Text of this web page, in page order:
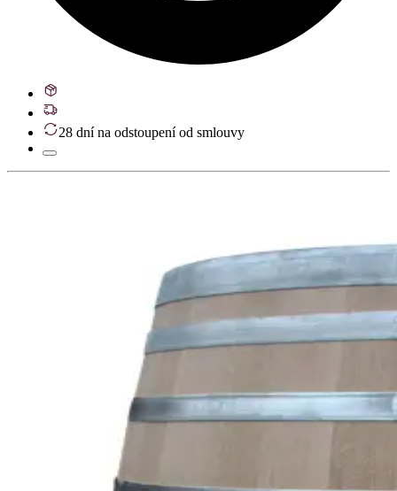
28 dní na odstoupení od smlouvy